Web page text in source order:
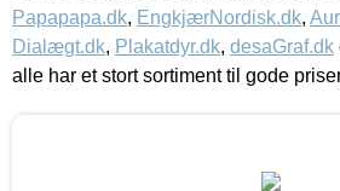
Papapapa.dk, EngkjærNordisk.dk,
Dialægt.dk, Plakatdyr.dk, desaGraf.dk
alle har et stort sortiment til gode